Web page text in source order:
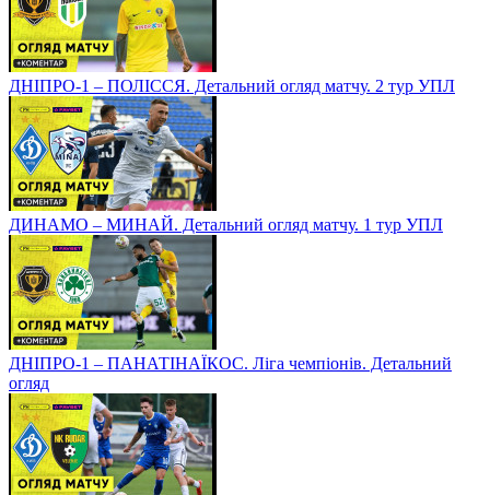
ДНІПРО-1 – ПОЛІССЯ. Детальний огляд матчу. 2 тур УПЛ
ДИНАМО – МИНАЙ. Детальний огляд матчу. 1 тур УПЛ
ДНІПРО-1 – ПАНАТІНАЇКОС. Ліга чемпіонів. Детальний
огляд